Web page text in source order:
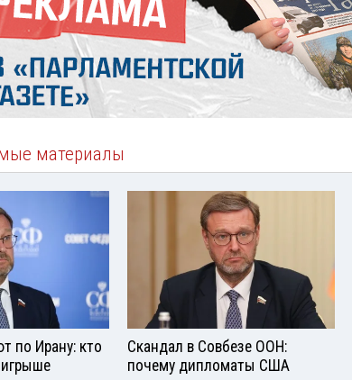
материалы
по Ирану: кто
Скандал в Совбезе ООН:
почему дипломаты США